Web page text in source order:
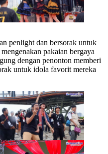
penlight dan bersorak untuk
pakaian bergaya
dengan penonton memberi
untuk idola favorit mereka